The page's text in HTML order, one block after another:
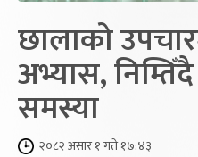
छालाको
अभ्यास,
समस्या
२०८२ असार १ गते १७:४३